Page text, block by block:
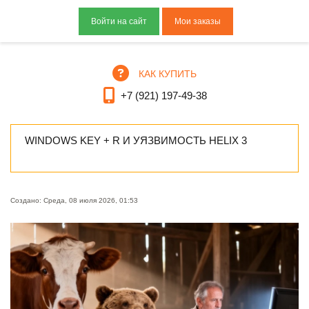
Мои заказы
КАК КУПИТЬ
+7 (921) 197-49-38
WINDOWS KEY + R И УЯЗВИМОСТЬ HELIX 3
Создано: Среда, 08 июля 2026, 01:53